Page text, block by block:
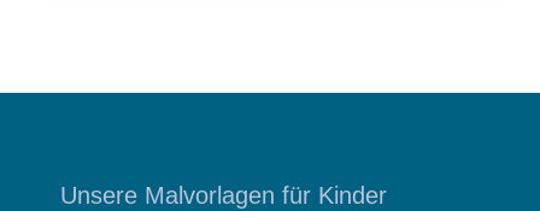
Unsere Malvorlagen für Kinder